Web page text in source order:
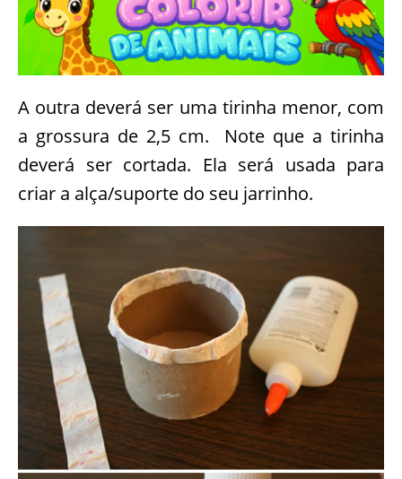
A outra deverá ser uma tirinha menor, com
a grossura de 2,5 cm. Note que a tirinha
deverá ser cortada. Ela será usada para
criar a alça/suporte do seu jarrinho.